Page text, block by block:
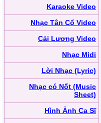
Karaoke Video
Nhạc Tân Cổ Video
Cải Lương Video
Nhạc Midi
Lời Nhạc (Lyric)
Nhạc có Nốt (Music
Sheet)
Hình Ảnh Ca Sĩ